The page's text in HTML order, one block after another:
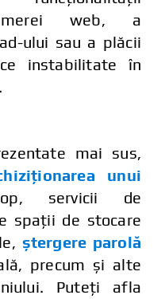
web, a
ului sau a plăcii
instabilitate în
mai sus,
unui
servicii de
spații de stocare
ștergere parolă
precum și alte
Puteți afla